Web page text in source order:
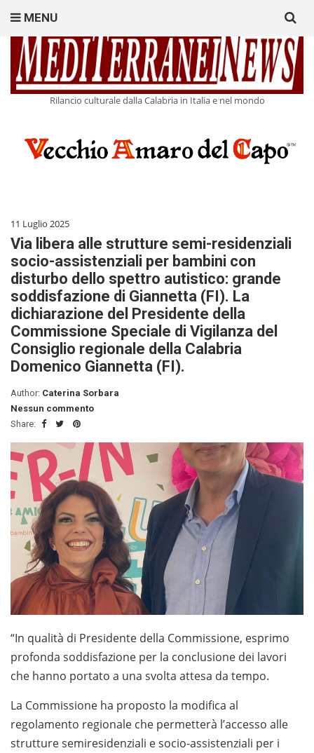
Rilancio culturale dalla Calabria in Italia e nel mondo
MENU
for:
11 Luglio 2025
Via libera alle strutture semi-residenziali
socio-assistenziali per bambini con
disturbo dello spettro autistico: grande
soddisfazione di Giannetta (FI). La
dichiarazione del Presidente della
Commissione Speciale di Vigilanza del
Consiglio regionale della Calabria
Domenico Giannetta (FI).
Author: Caterina Sorbara
Nessun commento
Share:
“In qualità di Presidente della Commissione, esprimo
profonda soddisfazione per la conclusione dei lavori
che hanno portato a una svolta attesa da tempo.
La Commissione ha proposto la modifica al
regolamento regionale che permetterà l’accesso alle
strutture semiresidenziali e socio-assistenziali per i